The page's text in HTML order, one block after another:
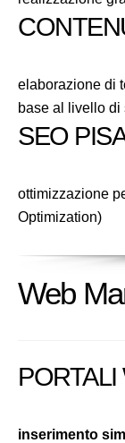
elaborazione di
base al livello di
SEO
ottimizzazione
Optimization)
Web
PORTALI
inserimento